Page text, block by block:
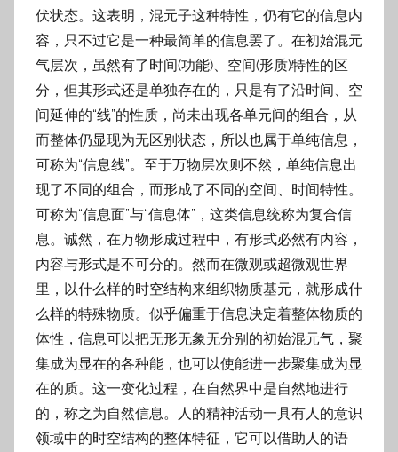
伏状态。这表明，混元子这种特性，仍有它的信息内
容，只不过它是一种最简单的信息罢了。在初始混元
气层次，虽然有了时间(功能)、空间(形质)特性的区
分，但其形式还是单独存在的，只是有了沿时间、空
间延伸的“线”的性质，尚未出现各单元间的组合，从
而整体仍显现为无区别状态，所以也属于单纯信息，
可称为“信息线”。至于万物层次则不然，单纯信息出
现了不同的组合，而形成了不同的空间、时间特性。
可称为“信息面”与“信息体”，这类信息统称为复合信
息。诚然，在万物形成过程中，有形式必然有内容，
内容与形式是不可分的。然而在微观或超微观世界
里，以什么样的时空结构来组织物质基元，就形成什
么样的特殊物质。似乎偏重于信息决定着整体物质的
体性，信息可以把无形无象无分别的初始混元气，聚
集成为显在的各种能，也可以使能进一步聚集成为显
在的质。这一变化过程，在自然界中是自然地进行
的，称之为自然信息。人的精神活动一具有人的意识
领域中的时空结构的整体特征，它可以借助人的语